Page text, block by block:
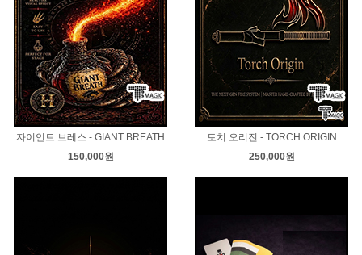
자이언트 브레스 - GIANT BREATH
150,000원
토치 오리진 - TORCH ORIGIN
250,000원